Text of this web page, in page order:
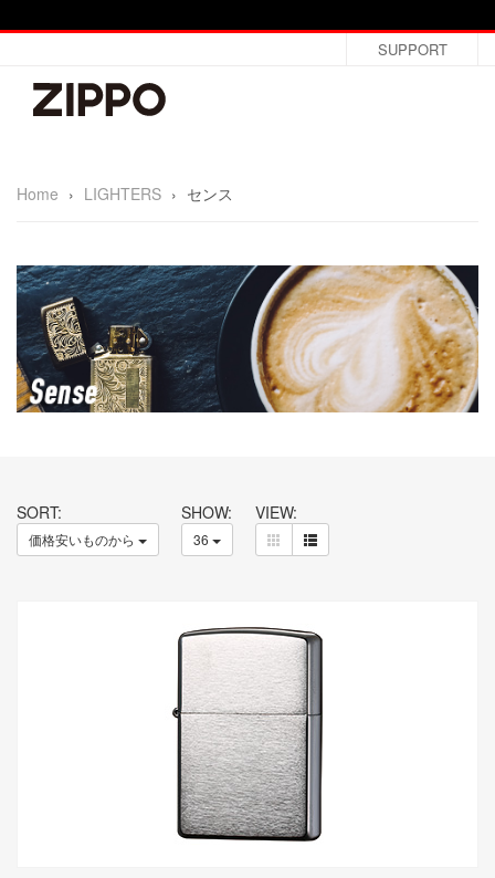
SUPPORT
Home › LIGHTERS › センス
SORT:
価格安いものから
SHOW:
36
VIEW: